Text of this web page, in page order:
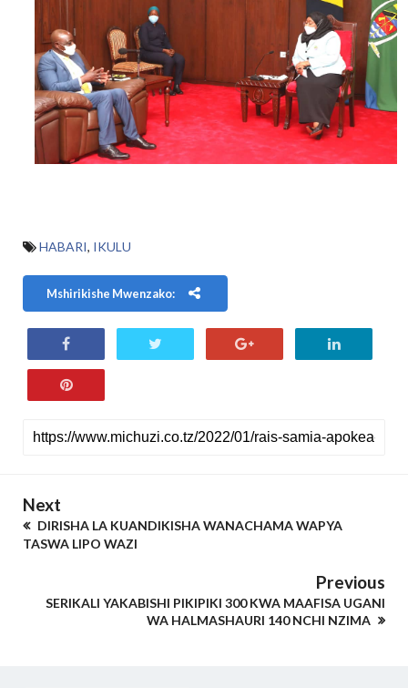
HABARI, IKULU
Mshirikishe Mwenzako:
Next
DIRISHA LA KUANDIKISHA WANACHAMA WAPYA
TASWA LIPO WAZI
Previous
SERIKALI YAKABISHI PIKIPIKI 300 KWA MAAFISA UGANI
WA HALMASHAURI 140 NCHI NZIMA